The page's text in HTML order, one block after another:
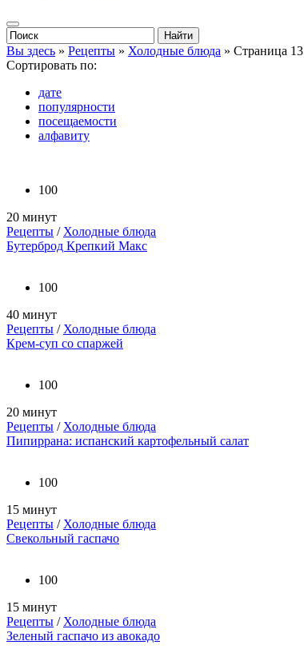
Вы здесь » Рецепты » Холодные блюда » Страница 13
Сортировать по:
дате
популярности
посещаемости
алфавиту
100
20 минут
Рецепты / Холодные блюда
Бутерброд Крепкий Макс
100
40 минут
Рецепты / Холодные блюда
Крем-суп со спаржей
100
20 минут
Рецепты / Холодные блюда
Пипиррана: испанский картофельный салат
100
15 минут
Рецепты / Холодные блюда
Свекольный гаспачо
100
15 минут
Рецепты / Холодные блюда
Зеленый гаспачо из авокадо